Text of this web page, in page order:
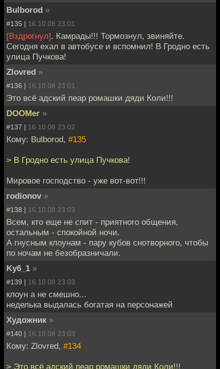
Bulborod »
#135 | 16.10.08 23:01
[Вздрогнул]. Камрады!!! Тормознул, звиняйте.
Сегодня ехал в автобусе и вспомнил! В Гродно есть
улица Пучкова!
Zlovred »
#136 | 16.10.08 23:01
Это всё адский пеар ромашки дяди Коли!!!
DOOMer »
#137 | 16.10.08 23:02
Кому: Bulborod, #135
> В Гродно есть улица Пучкова!
Мировое господство - уже вот-вот!!!
rodionov »
#138 | 16.10.08 23:03
Всем, кто еще не спит - приятного общения,
остальным - спокойной ночи.
А гнусным клоунам - пару кубов снотворного, чтобы
по ночам не безобразничали.
Ky6_1 »
#139 | 16.10.08 23:03
клоун а не смешно...
неделька выдалась богатая на персонажей
Художник »
#140 | 16.10.08 23:03
Кому: Zlovred, #134
> Это всё адский пеар ромашки дяди Коли!!!